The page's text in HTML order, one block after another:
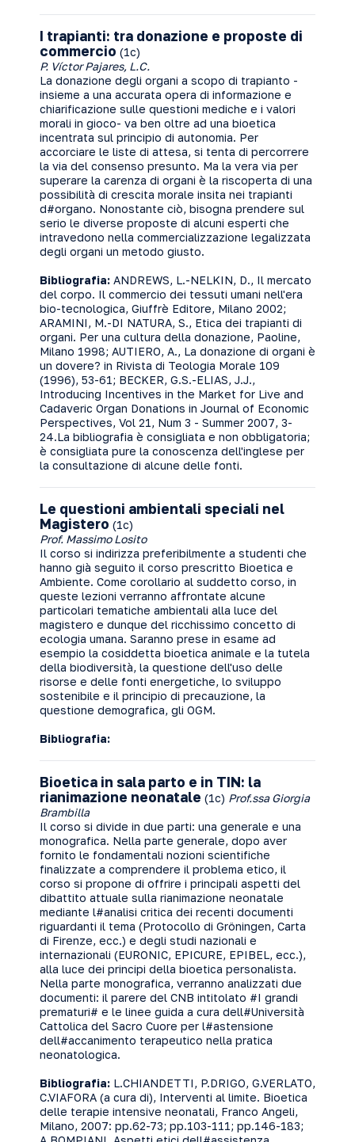
I trapianti: tra donazione e proposte di
commercio (1c)
P. Víctor Pajares, L.C.
La donazione degli organi a scopo di trapianto -
insieme a una accurata opera di informazione e
chiarificazione sulle questioni mediche e i valori
morali in gioco- va ben oltre ad una bioetica
incentrata sul principio di autonomia. Per
accorciare le liste di attesa, si tenta di percorrere
la via del consenso presunto. Ma la vera via per
superare la carenza di organi è la riscoperta di una
possibilità di crescita morale insita nei trapianti
d#organo. Nonostante ciò, bisogna prendere sul
serio le diverse proposte di alcuni esperti che
intravedono nella commercializzazione legalizzata
degli organi un metodo giusto.
Bibliografia: ANDREWS, L.-NELKIN, D., Il mercato
del corpo. Il commercio dei tessuti umani nell'era
bio-tecnologica, Giuffrè Editore, Milano 2002;
ARAMINI, M.-DI NATURA, S., Etica dei trapianti di
organi. Per una cultura della donazione, Paoline,
Milano 1998; AUTIERO, A., La donazione di organi è
un dovere? in Rivista di Teologia Morale 109
(1996), 53-61; BECKER, G.S.-ELIAS, J.J.,
Introducing Incentives in the Market for Live and
Cadaveric Organ Donations in Journal of Economic
Perspectives, Vol 21, Num 3 - Summer 2007, 3-
24.La bibliografia è consigliata e non obbligatoria;
è consigliata pure la conoscenza dell'inglese per
la consultazione di alcune delle fonti.
Le questioni ambientali speciali nel
Magistero (1c)
Prof. Massimo Losito
Il corso si indirizza preferibilmente a studenti che
hanno già seguito il corso prescritto Bioetica e
Ambiente. Come corollario al suddetto corso, in
queste lezioni verranno affrontate alcune
particolari tematiche ambientali alla luce del
magistero e dunque del ricchissimo concetto di
ecologia umana. Saranno prese in esame ad
esempio la cosiddetta bioetica animale e la tutela
della biodiversità, la questione dell'uso delle
risorse e delle fonti energetiche, lo sviluppo
sostenibile e il principio di precauzione, la
questione demografica, gli OGM.
Bibliografia:
Bioetica in sala parto e in TIN: la
rianimazione neonatale (1c) Prof.ssa Giorgia
Brambilla
Il corso si divide in due parti: una generale e una
monografica. Nella parte generale, dopo aver
fornito le fondamentali nozioni scientifiche
finalizzate a comprendere il problema etico, il
corso si propone di offrire i principali aspetti del
dibattito attuale sulla rianimazione neonatale
mediante l#analisi critica dei recenti documenti
riguardanti il tema (Protocollo di Gröningen, Carta
di Firenze, ecc.) e degli studi nazionali e
internazionali (EURONIC, EPICURE, EPIBEL, ecc.),
alla luce dei principi della bioetica personalista.
Nella parte monografica, verranno analizzati due
documenti: il parere del CNB intitolato #I grandi
prematuri# e le linee guida a cura dell#Università
Cattolica del Sacro Cuore per l#astensione
dell#accanimento terapeutico nella pratica
neonatologica.
Bibliografia: L.CHIANDETTI, P.DRIGO, G.VERLATO,
C.VIAFORA (a cura di), Interventi al limite. Bioetica
delle terapie intensive neonatali, Franco Angeli,
Milano, 2007: pp.62-73; pp.103-111; pp.146-183;